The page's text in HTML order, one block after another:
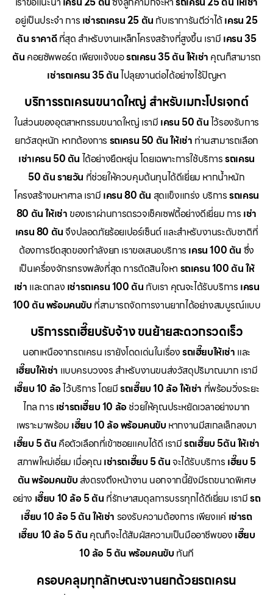
อยู่เป็นประจำ การ เช่ารถเครน 25 ตัน กับเราการันตีว่าได้เครน 25
ตัน ราคาดีที่สุด สำหรับงานเหล็กโครงสร้างที่สูงขึ้น เรามี เครน 35
ตัน คอยซัพพอร์ต เพียงแจ้งขอรถเครน 35 ตัน ให้เช่า คุณก็สามารถ
เช่ารถเครน 35 ตันไปลุยงานต่อได้อย่างไร้ปัญหา
บริการรถเครนขนาดใหญ่ สำหรับเมกะโปรเจกต์
ในส่วนของอุตสาหกรรมขนาดใหญ่ เรามี เครน 50 ตันไว้รองรับการ
ยกวัสดุหนัก หากต้องการ รถเครน 50 ตัน ให้เช่า ท่านสามารถเลือก
เช่าเครน 50 ตัน ได้อย่างยืดหยุ่น โดยเฉพาะการใช้บริการรถเครน
50 ตัน รายวัน ที่ช่วยให้ควบคุมต้นทุนได้ดีเยี่ยม หากน้ำหนัก
โครงสร้างมหาศาล เรามี เครน 80 ตัน สุดแข็งแกร่ง บริการรถเครน
80 ตัน ให้เช่า ของเราผ่านการตรวจเช็คเซฟตี้อย่างดีเยี่ยม การ เช่า
เครน 80 ตันจึงปลอดภัยร้อยเปอร์เซ็นต์ และสำหรับงานระดับชาติที่
ต้องการขีดสุดของกำลังยก เราขอเสนอบริการ เครน 100 ตัน ซึ่ง
เป็นเครื่องจักรทรงพลังที่สุด การตัดสินใจหา รถเครน 100 ตัน ให้
เช่า และตกลง เช่ารถเครน 100 ตัน กับเรา คุณจะได้รับบริการ เครน
100 ตัน พร้อมคนขับ ที่สามารถจัดการงานยากได้อย่างสมบูรณ์แบบ
บริการรถเฮี๊ยบรับจ้าง ขนย้ายสะดวกรวดเร็ว
นอกเหนือจากรถเครน เรายังโดดเด่นในเรื่องรถเฮี๊ยบให้เช่า และ
เฮี๊ยบให้เช่า แบบครบวงจร สำหรับงานขนส่งวัสดุปริมาณมาก เรามี
เฮี๊ยบ 10 ล้อไว้บริการ โดยมีรถเฮี๊ยบ 10 ล้อ ให้เช่า ที่พร้อมวิ่งระยะ
ไกล การ เช่ารถเฮี๊ยบ 10 ล้อช่วยให้คุณประหยัดเวลาอย่างมาก
เพราะมาพร้อม เฮี๊ยบ 10 ล้อ พร้อมคนขับ หากงานมีสเกลเล็กลงมา
เฮี๊ยบ 5 ตัน คือตัวเลือกที่เข้าซอยแคบได้ดี เรามีรถเฮี๊ยบ 5ตัน ให้เช่า
สภาพใหม่เอี่ยม เมื่อคุณ เช่ารถเฮี๊ยบ 5 ตันจะได้รับบริการ เฮี๊ยบ 5
ตัน พร้อมคนขับ ส่งตรงถึงหน้างาน นอกจากนี้ยังมีรถขนาดพิเศษ
อย่าง เฮี๊ยบ 10 ล้อ 5 ตัน ที่รักษาสมดุลการบรรทุกได้ดีเยี่ยม เรามีรถ
เฮี๊ยบ 10 ล้อ 5 ตัน ให้เช่า รองรับความต้องการ เพียงแค่ เช่ารถ
เฮี๊ยบ 10 ล้อ 5 ตัน คุณก็จะได้สัมผัสความเป็นมืออาชีพของ เฮี๊ยบ
10 ล้อ 5 ตัน พร้อมคนขับ ทันที
ครอบคลุมทุกลักษณะงานยกด้วยรถเครน